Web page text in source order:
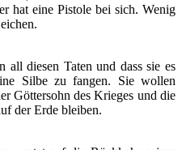
hat eine Pistole bei sich. Wenig
all diesen Taten und dass sie es
Silbe zu fangen. Sie wollen
Göttersohn des Krieges und die
der Erde bleiben.